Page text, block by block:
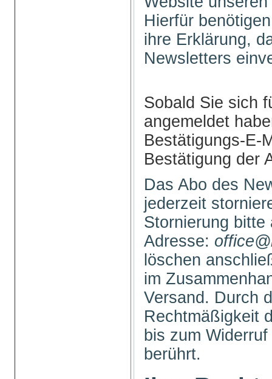
Hierfür
ihre Erklärung,
Newsletters
Sobald Sie sich
angemeldet
Bestätigungs-E-
Bestätigung der
Das Abo des
jederzeit
Stornierung bitte
Adresse:
löschen
im
Versand. Durch
Rechtmäßigkeit
bis zum
berührt.